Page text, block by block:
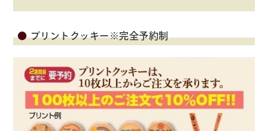
プリントクッキー※完全予約制